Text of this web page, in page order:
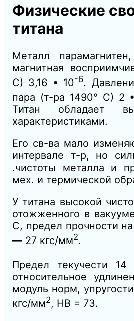
Физические
титана
Металл
магнитная
С) 3,16 • 10-6.
пара (т-ра 1490° С) 2
Титан обладает
характеристиками.
Его св-ва мало
интервале т-р, но
.чистоты металла и
мех. и термической
У титана высокой
отожженного в
С, предел прочности
— 27 кгс/мм2.
Предел текучести
относительное
модуль норм,
кгс/мм2, HB = 73.